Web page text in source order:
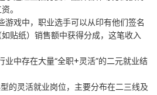
。
游戏中，职业选手可以从印有他们签名
贴纸）销售额中获得分成，这笔收入
业中存在大量“全职+灵活”的二元就业结
的灵活就业岗位，主要分布在二三线及